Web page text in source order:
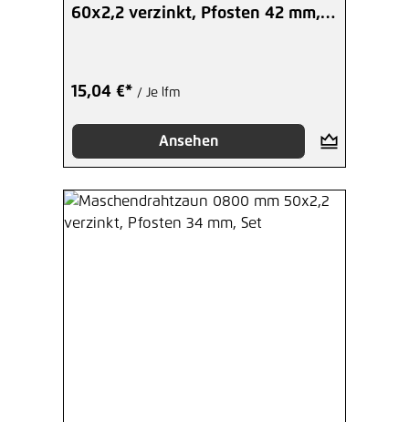
60x2,2 verzinkt, Pfosten 42 mm,
15,04 €* / Je lfm
Ansehen